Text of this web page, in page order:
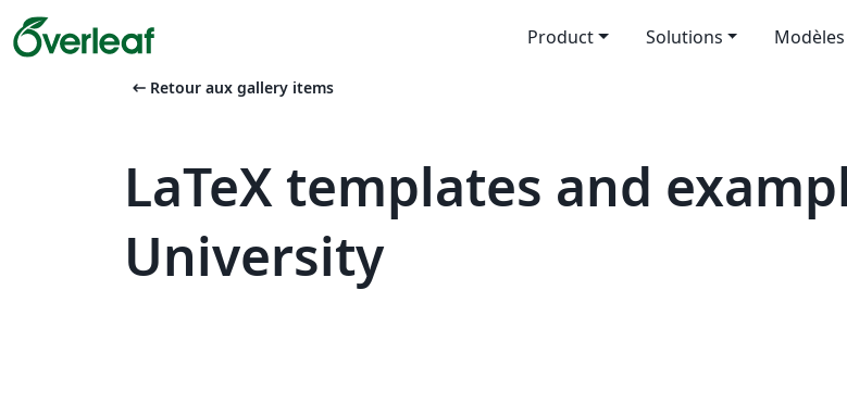
Product Solutions Modèles
arrow_left_alt Retour aux gallery items
LaTeX templates and
University